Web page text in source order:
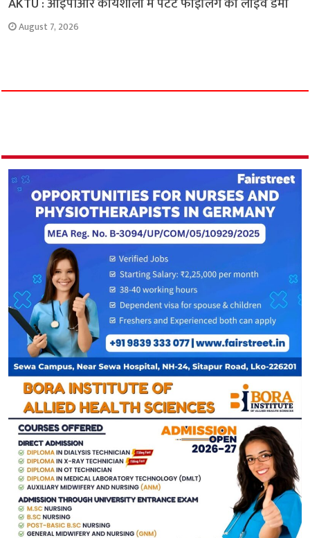
August 7, 2026